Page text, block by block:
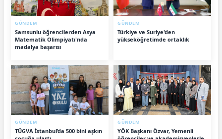
GÜNDEM
Samsunlu öğrencilerden Asya
Matematik Olimpiyatı'nda
madalya başarısı
GÜNDEM
Türkiye ve Suriye'den
yükseköğretimde ortaklık
GÜNDEM
TÜGVA İstanbul’da 500 bini aşkın
GÜNDEM
YÖK Başkanı Özvar, Yemenli